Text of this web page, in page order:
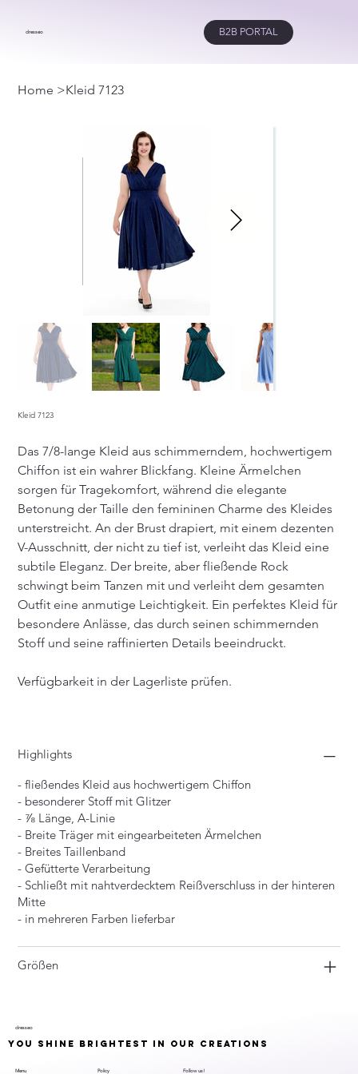
dresseo B2B PORTAL
Home >Kleid 7123
Kleid 7123
Das 7/8-lange Kleid aus schimmerndem, hochwertigem
Chiffon ist ein wahrer Blickfang. Kleine Ärmelchen
sorgen für Tragekomfort, während die elegante
Betonung der Taille den femininen Charme des Kleides
unterstreicht. An der Brust drapiert, mit einem dezenten
V-Ausschnitt, der nicht zu tief ist, verleiht das Kleid eine
subtile Eleganz. Der breite, aber fließende Rock
schwingt beim Tanzen mit und verleiht dem gesamten
Outfit eine anmutige Leichtigkeit. Ein perfektes Kleid für
besondere Anlässe, das durch seinen schimmernden
Stoff und seine raffinierten Details beeindruckt.
Verfügbarkeit in der Lagerliste prüfen.
Highlights
- fließendes Kleid aus hochwertigem Chiffon
- besonderer Stoff mit Glitzer
- ⅞ Länge, A-Linie
- Breite Träger mit eingearbeiteten Ärmelchen
- Breites Taillenband
- Gefütterte Verarbeitung
- Schließt mit nahtverdecktem Reißverschluss in der hinteren
Mitte
- in mehreren Farben lieferbar
Größen
dresseo
YOU SHINE BRIGHTEST IN OUR CREATIONS
YOU SHINE BRIGHTEST IN OUR CREATIONS
Menu Policy Follow us!